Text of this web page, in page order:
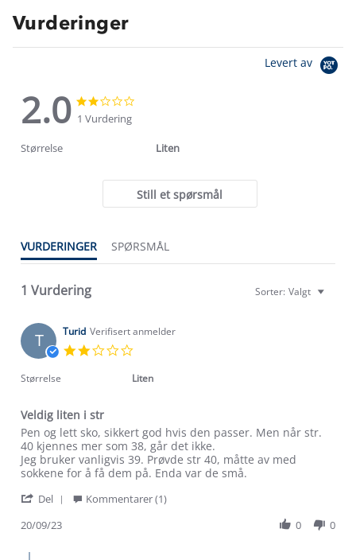
Vurderinger
Levert av
2.0
2.0
star
rating
1 Vurdering
Størrelse Liten
Still et spørsmål
VURDERINGER SPØRSMÅL
1 Vurdering Sorter: Valgt
T Turid Verifisert anmelder
rating
Størrelse Liten
Veldig liten i str
Review
by
Turid
on
Sep
review
stating
Veldig
liten
str
Pen og lett sko, sikkert god hvis den passer. Men når str.
40 kjennes mer som 38, går det ikke.
Jeg bruker vanligvis 39. Prøvde str 40, måtte av med
sokkene for å få dem på. Enda var de små.
Del
Kommentarer (1)
20/09/23
0 0
Om Stormberg
Verdigrunnlag